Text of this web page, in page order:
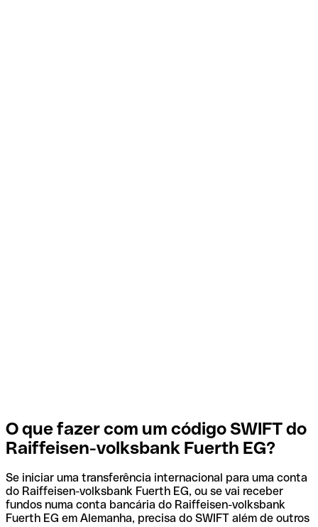
O que fazer com um código SWIFT do
Raiffeisen-volksbank Fuerth EG?
Se iniciar uma transferência internacional para uma conta
do Raiffeisen-volksbank Fuerth EG, ou se vai receber
fundos numa conta bancária do Raiffeisen-volksbank
Fuerth EG em Alemanha, precisa do SWIFT além de outros